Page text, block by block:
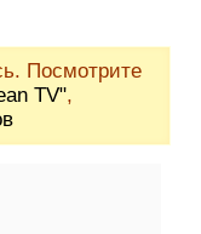
Посмотрите
TV",